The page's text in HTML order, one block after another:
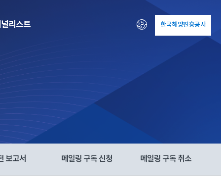
리스트 한국해양진흥공사
보고서 메일링 구독 신청 메일링 구독 취소